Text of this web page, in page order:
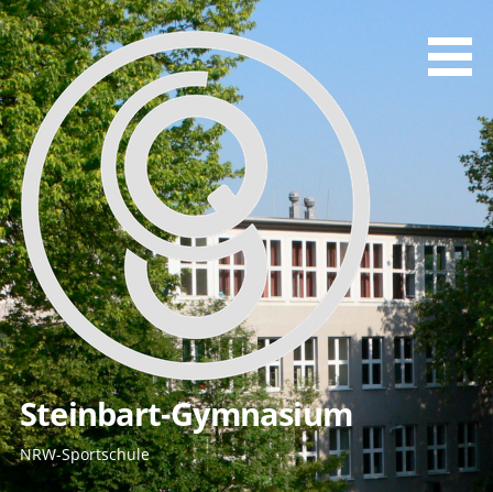
Zum
Inhalt
springen
Steinbart-Gymnasium
NRW-Sportschule